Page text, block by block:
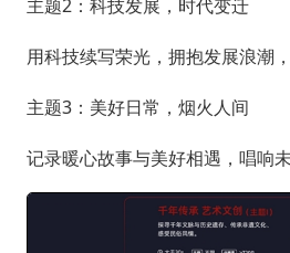
主题2：科技发展，时代变迁
用科技续写荣光，拥抱发展浪潮
主题3：美好日常，烟火人间
记录暖心故事与美好相遇，唱响